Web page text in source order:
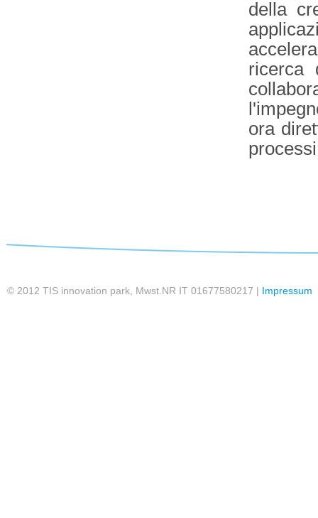
della
ricerca
ora
© 2012 TIS innovation park, Mwst.NR IT 01677580217 | Impressum